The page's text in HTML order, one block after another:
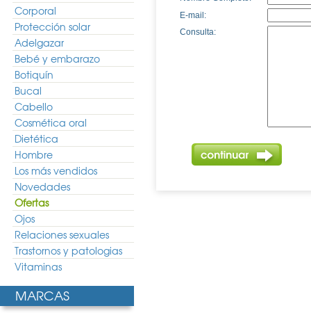
Corporal
Protección solar
Adelgazar
Bebé y embarazo
Botiquín
Bucal
Cabello
Cosmética oral
Dietética
Hombre
Los más vendidos
Novedades
Ofertas
Ojos
Relaciones sexuales
Trastornos y patologias
Vitaminas
MARCAS
E-mail:
Consulta: